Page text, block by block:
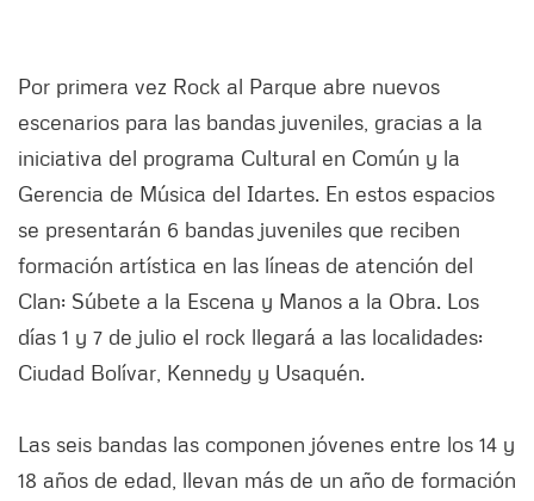
Por primera vez Rock al Parque abre nuevos
escenarios para las bandas juveniles, gracias a la
iniciativa del programa Cultural en Común y la
Gerencia de Música del Idartes. En estos espacios
se presentarán 6 bandas juveniles que reciben
formación artística en las líneas de atención del
Clan: Súbete a la Escena y Manos a la Obra. Los
días 1 y 7 de julio el rock llegará a las localidades:
Ciudad Bolívar, Kennedy y Usaquén.
Las seis bandas las componen jóvenes entre los 14 y
18 años de edad, llevan más de un año de formación